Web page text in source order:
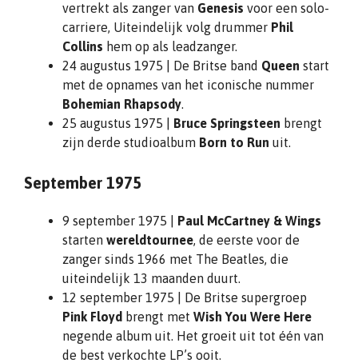
vertrekt als zanger van Genesis voor een solo-
carriere, Uiteindelijk volg drummer Phil
Collins hem op als leadzanger.
24 augustus 1975 | De Britse band Queen start
met de opnames van het iconische nummer
Bohemian Rhapsody.
25 augustus 1975 | Bruce Springsteen brengt
zijn derde studioalbum Born to Run uit.
September 1975
9 september 1975 | Paul McCartney & Wings
starten wereldtournee, de eerste voor de
zanger sinds 1966 met The Beatles, die
uiteindelijk 13 maanden duurt.
12 september 1975 | De Britse supergroep
Pink Floyd brengt met Wish You Were Here
negende album uit. Het groeit uit tot één van
de best verkochte LP’s ooit.